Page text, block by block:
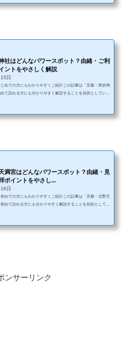
日常に寄り添う存在」として親しまれている点が特徴...
社はどんなパワースポット？由緒・ご利
ントをやさしく解説
日
めての方にもわかりやすくご紹介この記事は「京都・車折神
て訪れる方にも分かりやすく解説することを目的としていま
ースポット」と紹介されることもありますが、もとも...
満宮はどんなパワースポット？由緒・見
ポイントをやさし...
日
めての方にもわかりやすくご紹介この記事は「京都・北野天
めて訪れる方にも分かりやすく解説することを目的としてい
試験、勉強に関するお願いごとをする方が多く訪れま...
ンサーリンク